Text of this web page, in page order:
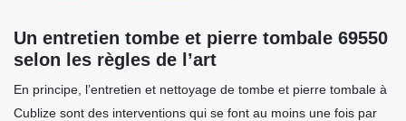
Un entretien tombe et pierre tombale 69550
selon les règles de l’art
En principe, l’entretien et nettoyage de tombe et pierre tombale à
Cublize sont des interventions qui se font au moins une fois par